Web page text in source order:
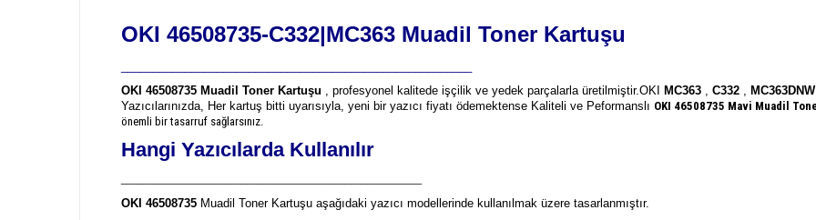
OKI 46508735-C332|MC363 Muadil Toner Kartuşu
OKI 46508735 Muadil Toner Kartuşu , profesyonel kalitede işçilik ve yedek parçalarla üretilmiştir.OKI MC363 , C332 ,
Yazıcılarınızda, Her kartuş bitti uyarısıyla, yeni bir yazıcı fiyatı ödemektense Kaliteli ve Peformanslı OKI 46508735 Mavi Muadil
önemli bir tasarruf sağlarsınız.
Hangi Yazıcılarda Kullanılır
OKI 46508735 Muadil Toner Kartuşu aşağıdaki yazıcı modellerinde kullanılmak üzere tasarlanmıştır.